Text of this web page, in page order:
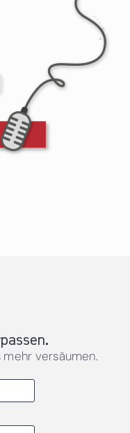
versäumen.